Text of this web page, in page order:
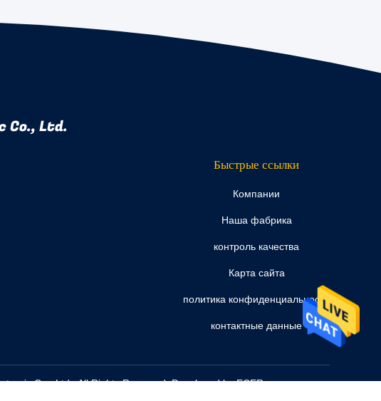
Co., Ltd.
Быстрые ссылки
Компании
Наша фабрика
контроль качества
Карта сайта
политика конфиденциальности
контактные данные
Co., Ltd.. All Rights Reserved. Developed byECER